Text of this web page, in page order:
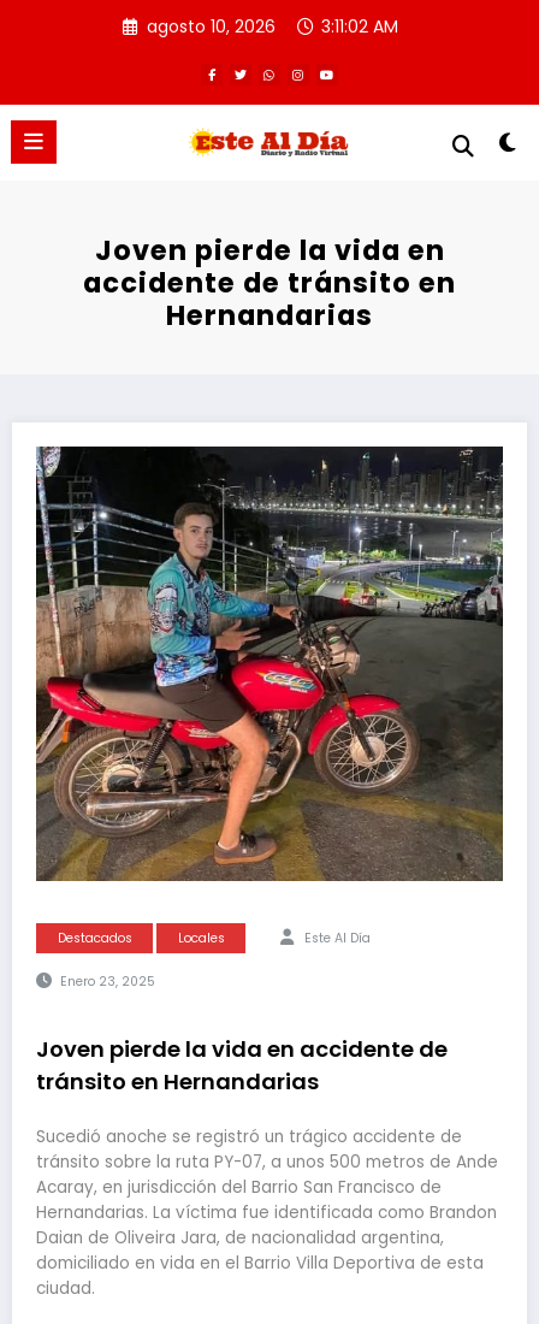
agosto 10, 2026 3:11:03 AM
Joven pierde la vida en
accidente de tránsito en
Hernandarias
Destacados Locales Este Al Día
Enero 23, 2025
Joven pierde la vida en accidente de
tránsito en Hernandarias
Sucedió anoche se registró un trágico accidente de
tránsito sobre la ruta PY-07, a unos 500 metros de Ande
Acaray, en jurisdicción del Barrio San Francisco de
Hernandarias. La víctima fue identificada como Brandon
Daian de Oliveira Jara, de nacionalidad argentina,
domiciliado en vida en el Barrio Villa Deportiva de esta
ciudad.